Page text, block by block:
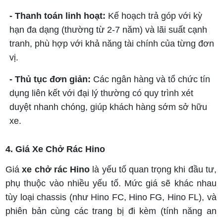
- Thanh toán linh hoạt: Kế hoạch trả góp với kỳ
hạn đa dạng (thường từ 2-7 năm) và lãi suất cạnh
tranh, phù hợp với khả năng tài chính của từng đơn
vị.
- Thủ tục đơn giản: Các ngân hàng và tổ chức tín
dụng liên kết với đại lý thường có quy trình xét
duyệt nhanh chóng, giúp khách hàng sớm sở hữu
xe.
4. Giá Xe Chở Rác Hino
Giáxe chở rác Hino là yếu tố quan trọng khi đầu tư,
phụ thuộc vào nhiều yếu tố. Mức giá sẽ khác nhau
tùy loại chassis (như Hino FC, Hino FG, Hino FL), và
phiên bản cùng các trang bị đi kèm (tính năng an